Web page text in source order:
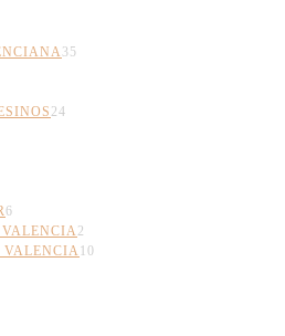
35
24
6
2
VALENCIA10